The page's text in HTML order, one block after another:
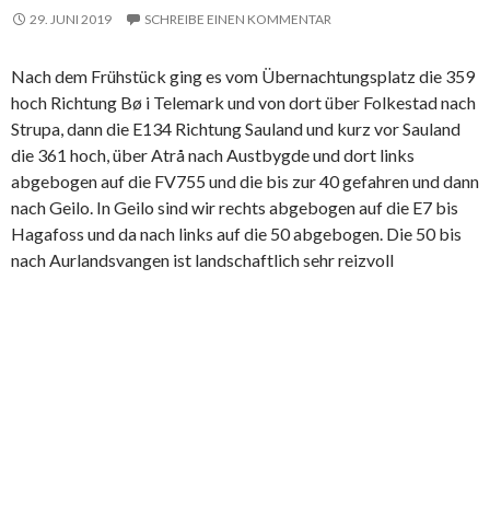
29. JUNI 2019 SCHREIBE EINEN KOMMENTAR
Nach dem Frühstück ging es vom Übernachtungsplatz die 359
hoch Richtung Bø i Telemark und von dort über Folkestad nach
Strupa, dann die E134 Richtung Sauland und kurz vor Sauland
die 361 hoch, über Atrå nach Austbygde und dort links
abgebogen auf die FV755 und die bis zur 40 gefahren und dann
nach Geilo. In Geilo sind wir rechts abgebogen auf die E7 bis
Hagafoss und da nach links auf die 50 abgebogen. Die 50 bis
nach Aurlandsvangen ist landschaftlich sehr reizvoll